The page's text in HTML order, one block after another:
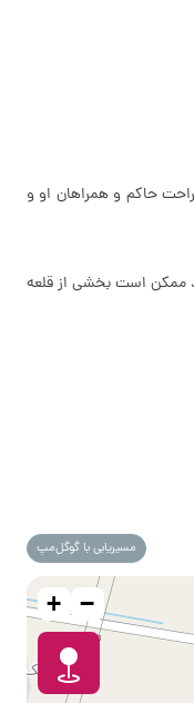
محل استراحت حاکم و همراهان او و
دشمنان تیراندازی می‌کردند. این قلعه برخی جاها 2 و برخی جاهای دیگر 3 طبقه دارد. گفته می‌شود ممکن است بخشی از قلعه
مسیریابی با گوگل‌مپ
+ −